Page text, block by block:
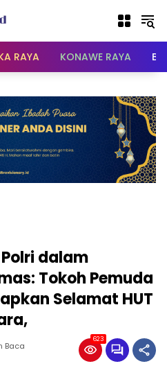
RAYA KONAWE RAYA
dalam
Tokoh Pemuda
Selamat HUT
Baca
623